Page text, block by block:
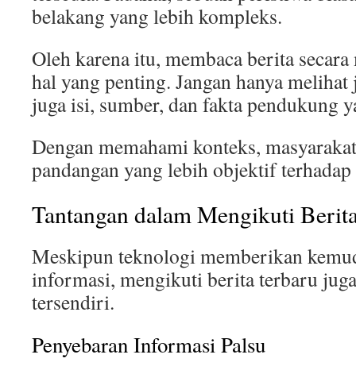
belakang yang lebih kompleks.
Oleh karena itu, membaca berita
hal yang penting. Jangan hanya
juga isi, sumber, dan fakta pendukung
Dengan memahami konteks,
pandangan yang lebih objektif
Tantangan dalam Mengikuti
Meskipun teknologi memberikan
informasi, mengikuti berita terbaru
tersendiri.
Penyebaran Informasi Palsu